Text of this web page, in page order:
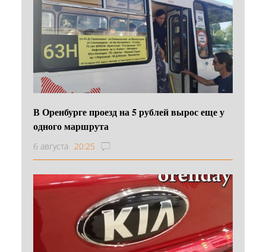
В Оренбурге проезд на 5 рублей вырос еще у
одного маршрута
6 августа 20:25